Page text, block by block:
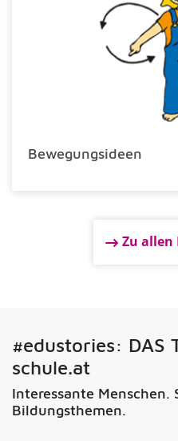
Bewegungsideen
Zu allen
#edustories: DAS
schule.at
Interessante Menschen.
Bildungsthemen.